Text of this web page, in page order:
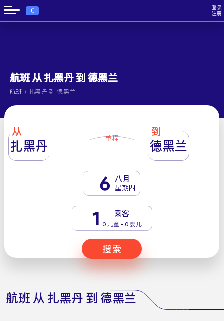
€
登录
注册
航班 从 扎黑丹 到 德黑兰
航班 › 扎黑丹 到 德黑兰
从
扎黑丹 单程
到
德黑兰
6 八月
星期四
1 乘客
0 儿童 - 0 婴儿
搜索
航班 从 扎黑丹 到 德黑兰